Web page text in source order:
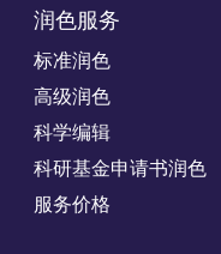
润色服务
标准润色
高级润色
科学编辑
科研基金申请书润色
服务价格